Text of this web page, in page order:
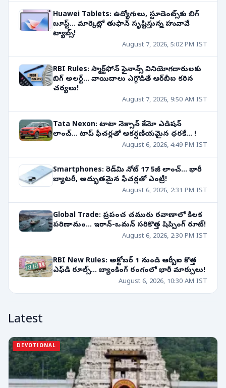
Huawei Tablets: ఉద్యోగులు, స్టూడెంట్స్‌కు బిగ్
బూస్ట్... మార్కెట్లో తుఫాన్ సృష్టిస్తున్న హువావే
ట్యాబ్స్!
August 7, 2026, 5:02 PM IST
RBI Rules: స్మార్ట్‌ఫోన్ ఫైనాన్స్ వినియోగదారులకు
బిగ్ అలర్ట్... వాయిదాలు ఎగ్గొడితే ఆర్‌బీఐ కఠిన
చర్యలు!
August 7, 2026, 9:50 AM IST
Tata Nexon: టాటా నెక్సాన్ కేమో ఎడిషన్
లాంచ్... టాప్ ఫీచర్లతో ఆకర్షణీయమైన ధరకే... !
August 6, 2026, 4:49 PM IST
Smartphones: రెడ్‌మి నోట్ 17 5జీ లాంచ్... భారీ
బ్యాటరీ, అద్భుతమైన ఫీచర్లతో ఎంట్రీ!
August 6, 2026, 2:31 PM IST
Global Trade: ప్రపంచ చమురు రవాణాలో కీలక
పరిణామం... ఇరాన్-ఒమన్ సరికొత్త షిప్పింగ్ రూట్!
August 6, 2026, 2:30 PM IST
RBI New Rules: అక్టోబర్ 1 నుండి ఆర్బీఐ కొత్త
ఎఫ్‌డీ రూల్స్... బ్యాంకింగ్ రంగంలో భారీ మార్పులు!
August 6, 2026, 10:30 AM IST
Latest
DEVOTIONAL